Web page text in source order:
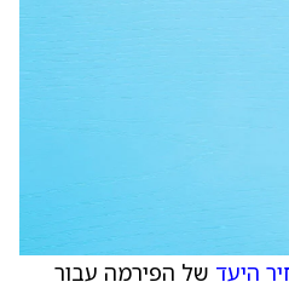
היעד של הפירמה עבור